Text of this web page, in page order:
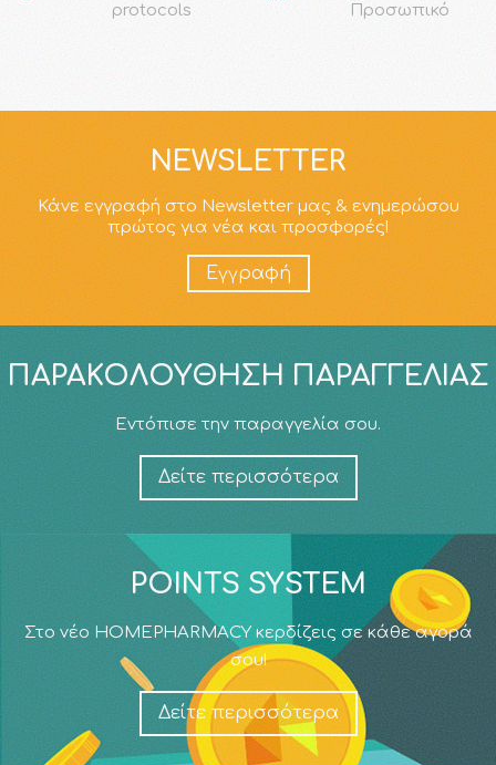
protocols
Προσωπικό
NEWSLETTER
Κάνε εγγραφή στο Newsletter μας & ενημερώσου
πρώτος για νέα και προσφορές!
Εγγραφή
ΠΑΡΑΚΟΛΟΎΘΗΣΗ ΠΑΡΑΓΓΕΛΊΑΣ
Εντόπισε την παραγγελία σου.
Δείτε περισσότερα
POINTS SYSTEM
Στο νέο HOMEPHARMACY κερδίζεις σε κάθε αγορά
σου!
Δείτε περισσότερα